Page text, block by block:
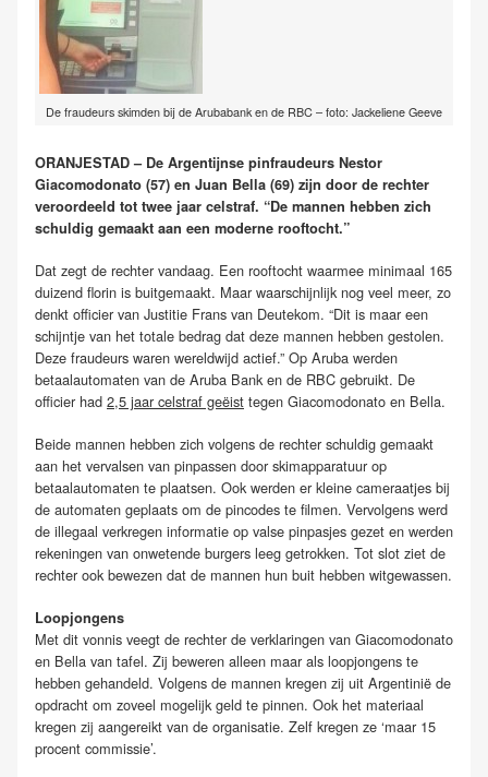
De fraudeurs skimden bij de Arubabank en de RBC – foto: Jackeliene Geeve
ORANJESTAD – De Argentijnse pinfraudeurs Nestor
Giacomodonato (57) en Juan Bella (69) zijn door de rechter
veroordeeld tot twee jaar celstraf. “De mannen hebben zich
schuldig gemaakt aan een moderne rooftocht.”
Dat zegt de rechter vandaag. Een rooftocht waarmee minimaal 165
duizend florin is buitgemaakt. Maar waarschijnlijk nog veel meer, zo
denkt officier van Justitie Frans van Deutekom. “Dit is maar een
schijntje van het totale bedrag dat deze mannen hebben gestolen.
Deze fraudeurs waren wereldwijd actief.” Op Aruba werden
betaalautomaten van de Aruba Bank en de RBC gebruikt. De
officier had 2,5 jaar celstraf geëist tegen Giacomodonato en Bella.
Beide mannen hebben zich volgens de rechter schuldig gemaakt
aan het vervalsen van pinpassen door skimapparatuur op
betaalautomaten te plaatsen. Ook werden er kleine cameraatjes bij
de automaten geplaats om de pincodes te filmen. Vervolgens werd
de illegaal verkregen informatie op valse pinpasjes gezet en werden
rekeningen van onwetende burgers leeg getrokken. Tot slot ziet de
rechter ook bewezen dat de mannen hun buit hebben witgewassen.
Loopjongens
Met dit vonnis veegt de rechter de verklaringen van Giacomodonato
en Bella van tafel. Zij beweren alleen maar als loopjongens te
hebben gehandeld. Volgens de mannen kregen zij uit Argentinië de
opdracht om zoveel mogelijk geld te pinnen. Ook het materiaal
kregen zij aangereikt van de organisatie. Zelf kregen ze ‘maar 15
procent commissie’.